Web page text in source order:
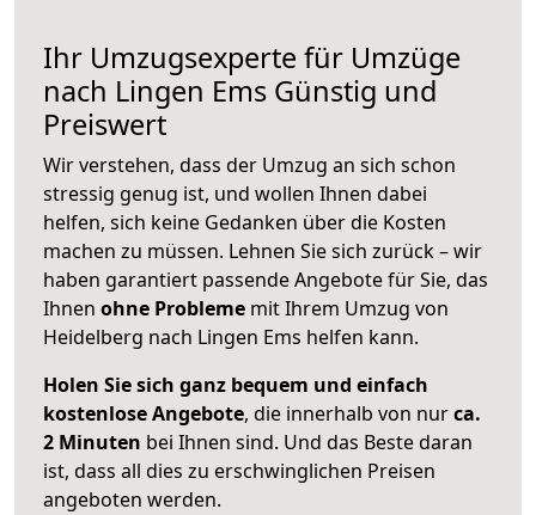
Ihr Umzugsexperte für Umzüge
nach Lingen Ems Günstig und
Preiswert
Wir verstehen, dass der Umzug an sich schon
stressig genug ist, und wollen Ihnen dabei
helfen, sich keine Gedanken über die Kosten
machen zu müssen. Lehnen Sie sich zurück – wir
haben garantiert passende Angebote für Sie, das
Ihnen ohne Probleme mit Ihrem Umzug von
Heidelberg nach Lingen Ems helfen kann.
Holen Sie sich ganz bequem und einfach
kostenlose Angebote, die innerhalb von nurca.
2 Minuten bei Ihnen sind. Und das Beste daran
ist, dass all dies zu erschwinglichen Preisen
angeboten werden.